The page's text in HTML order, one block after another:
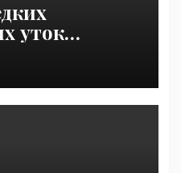
уток
поймали
|